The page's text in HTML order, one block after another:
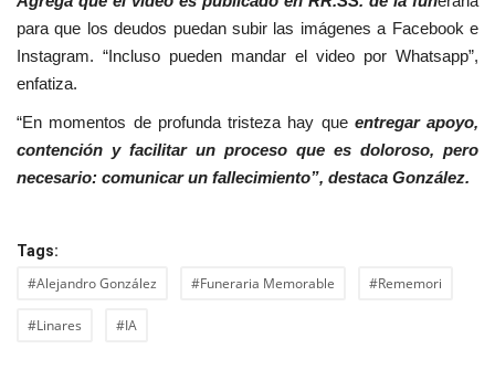
para que los deudos puedan subir las imágenes a Facebook e
Instagram. “Incluso pueden mandar el video por Whatsapp”,
enfatiza.
“En momentos de profunda tristeza hay que entregar apoyo,
contención y facilitar un proceso que es doloroso, pero
necesario: comunicar un fallecimiento”, destaca González.
Tags:
#Alejandro González #Funeraria Memorable #Rememori
#Linares #IA